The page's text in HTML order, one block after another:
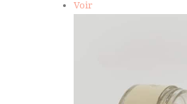
Voir